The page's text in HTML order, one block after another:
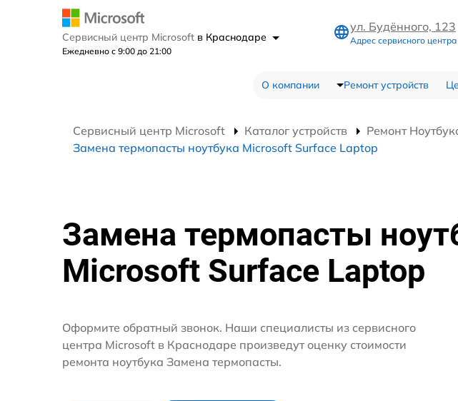
Сервисный центр Microsoft в Краснодаре
Ежедневно с 9:00 до 21:00
ул. Будённого, 123
Адрес сервисного
О компании Ремонт устройств
Сервисный центр Microsoft Каталог устройств Ремонт
Замена термопасты ноутбука Microsoft Surface Laptop
Замена термопасты
Microsoft Surface Laptop
Оформите обратный звонок. Наши специалисты из сервисного
центра Microsoft в Краснодаре произведут оценку стоимости
ремонта ноутбука Замена термопасты.